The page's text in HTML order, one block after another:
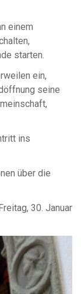
einem
starten.
ein,
seine
ins
über die
30. Januar